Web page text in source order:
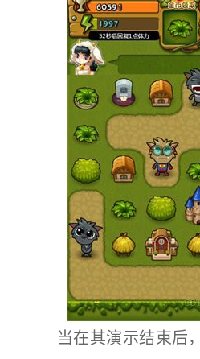
当在其演示结束后，